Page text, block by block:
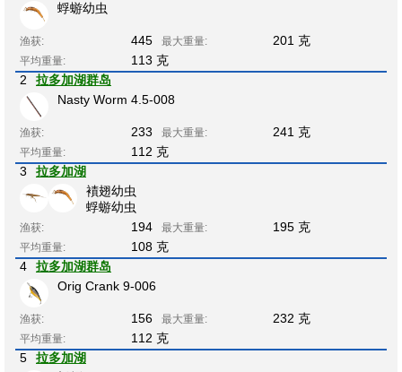
蜉蝣幼虫
渔获: 445 最大重量: 201 克
平均重量:
113 克
2
拉多加湖群岛
Nasty Worm 4.5-008
渔获: 233 最大重量: 241 克
平均重量:
112 克
3
拉多加湖
襀翅幼虫
蜉蝣幼虫
渔获: 194 最大重量: 195 克
平均重量:
108 克
4
拉多加湖群岛
Orig Crank 9-006
渔获: 156 最大重量: 232 克
平均重量:
112 克
5
拉多加湖